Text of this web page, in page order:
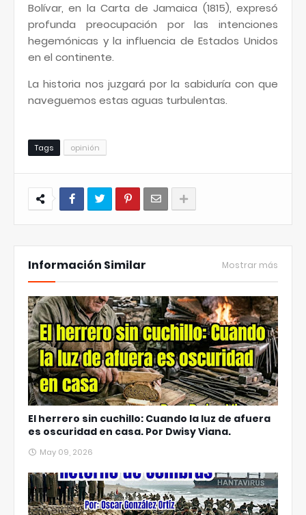
Bolívar, en la Carta de Jamaica (1815), expresó
profunda preocupación por las intenciones
hegemónicas y la influencia de Estados Unidos
en el continente.
La historia nos juzgará por la sabiduría con que
naveguemos estas aguas turbulentas.
Tags opinión
Información Similar Mostrar más
El herrero sin cuchillo: Cuando la luz de afuera
es oscuridad en casa. Por Dwisy Viana.
May 09, 2026